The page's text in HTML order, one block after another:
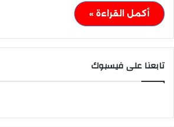
أكمل القراءة »
تابعنا على فيسبوك